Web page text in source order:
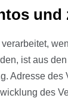
ist aus
Adresse
des